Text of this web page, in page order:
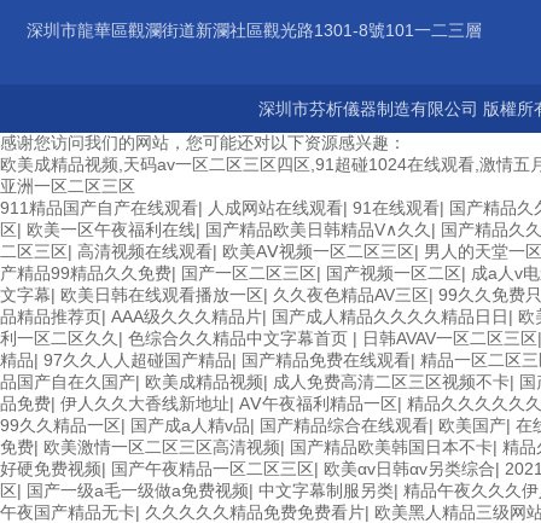
深圳市龍華區觀瀾街道新瀾社區觀光路1301-8號101一二三層
深圳市芬析儀器制造有限公司 版權
感谢您访问我们的网站，您可能还对以下资源感兴趣：
欧美成精品视频,天码av一区二区三区四区,91超碰1024在线观看,激情
亚洲一区二区三区
911精品国产自产在线观看| 人成网站在线观看| 91在线观看| 国产精品久
区| 欧美一区午夜福利在线| 国产精品欧美日韩精品V∧久久 | 国产精品久
二区三区| 高清视频在线观看| 欧美AⅤ视频一区二区三区| 男人的天堂一
产精品99精品久久免费| 国产一区二区三区| 国产视频一区二区| 成a人v
文字幕| 欧美日韩在线观看播放一区| 久久夜色精品AV三区| 99久久免费
品精品推荐页| AAA级久久久精品片| 国产成人精品久久久久精品日日| 欧
利一区二区久久 | 色综合久久精品中文字幕首页 | 日韩AVAV一区二区三区
精品| 97久久人人超碰国产精品| 国产精品免费在线观看| 精品一区二区
品国产自在久国产| 欧美成精品视频| 成人免费高清二区三区视频不卡|
品免费| 伊人久久大香线新地址| AⅤ午夜福利精品一区| 精品久久久久久
99久久精品一区| 国产成a人精v品| 国产精品综合在线观看| 欧美国产| 在
免费| 欧美激情一区二区三区高清视频| 国产精品欧美韩国日本不卡| 精品
好硬免费视频| 国产午夜精品一区二区三区| 欧美αv日韩αv另类综合|
区| 国产一级a毛一级做a免费视频| 中文字幕制服另类| 精品午夜久久久
午夜国产精品无卡| 久久久久久精品免费免费看片| 欧美黑人精品三级网